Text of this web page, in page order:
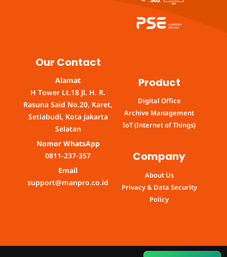
Our Contact
Alamat
H Tower Lt.18 Jl. H. R.
Rasuna Said No.20, Karet,
Setiabudi, Kota Jakarta
Selatan
Nomor WhatsApp
0811-237-357
Email
support@manpro.co.id
Product
Digital Office
Archive Management
IoT (Internet of Things)
Company
About Us
Privacy & Data Security
Policy